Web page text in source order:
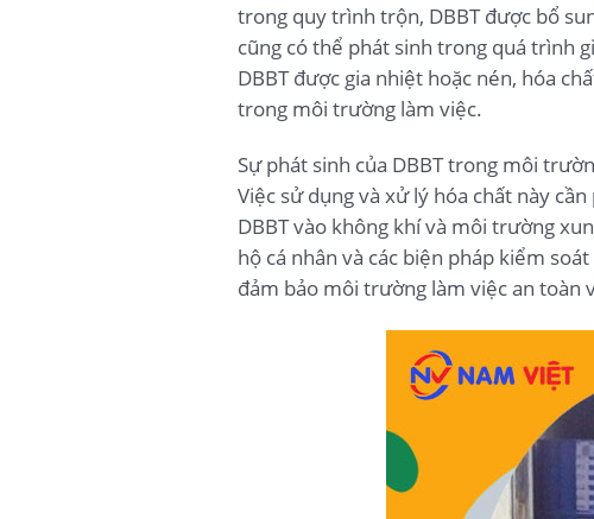
trong quy trình trộn, DBBT được bổ
cũng có thể phát sinh trong quá trình
DBBT được gia nhiệt hoặc nén, hóa
trong môi trường làm việc.
Sự phát sinh của DBBT trong môi
Việc sử dụng và xử lý hóa chất này
DBBT vào không khí và môi trường
hộ cá nhân và các biện pháp kiểm
đảm bảo môi trường làm việc an toàn